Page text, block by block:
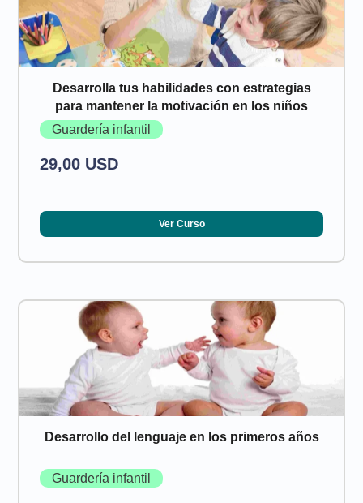
Desarrolla tus habilidades con estrategias
para mantener la motivación en los niños
Guardería infantil
29,00 USD
Ver Curso
Desarrollo del lenguaje en los primeros años
Guardería infantil